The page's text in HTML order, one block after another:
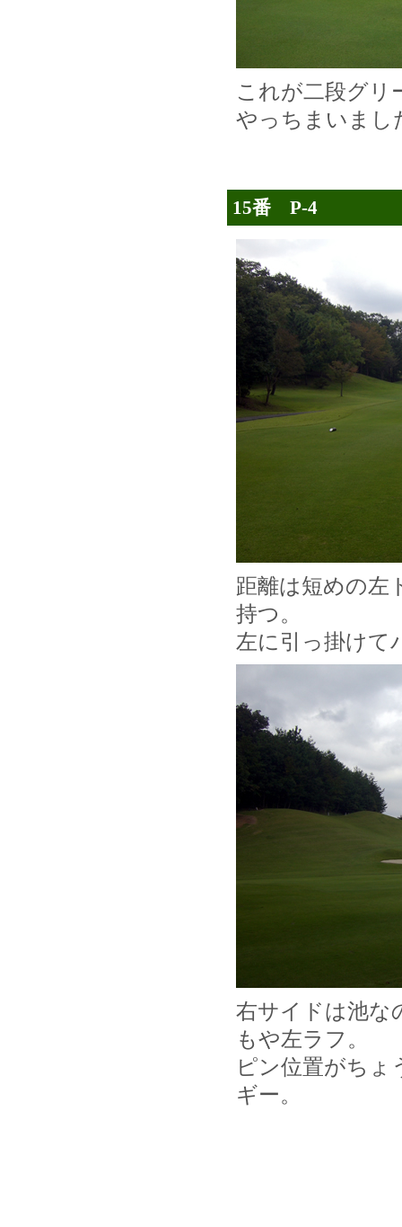
これが二段グリ
やっちまいまし
15番 P-4
距離は短めの左
持つ。
左に引っ掛けて
右サイドは池な
もや左ラフ。
ピン位置がちょ
ギー。